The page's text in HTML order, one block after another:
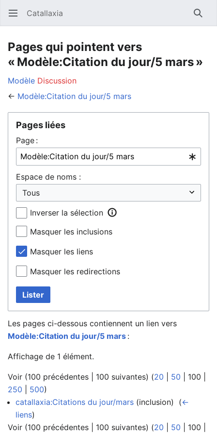
Ouvrir le menu principal Catallaxia
Pages qui pointent vers
« Modèle:Citation du jour/5 mars »
Modèle Discussion
← Modèle:Citation du jour/5 mars
Pages liées
Page :
Espace de noms :
Inverser la sélection
Masquer les inclusions
Masquer les liens
Masquer les redirections
Lister
Les pages ci-dessous contiennent un lien vers
Modèle:Citation du jour/5 mars :
Affichage de 1 élément.
Voir (100 précédentes 100 suivantes) (20 50 100
250
500)
catallaxia:Citations du jour/mars (inclusion) ‎ (←
liens)
Voir (100 précédentes 100 suivantes) (20 50 100